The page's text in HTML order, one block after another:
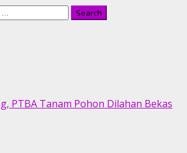
PTBA Tanam Pohon Dilahan Bekas